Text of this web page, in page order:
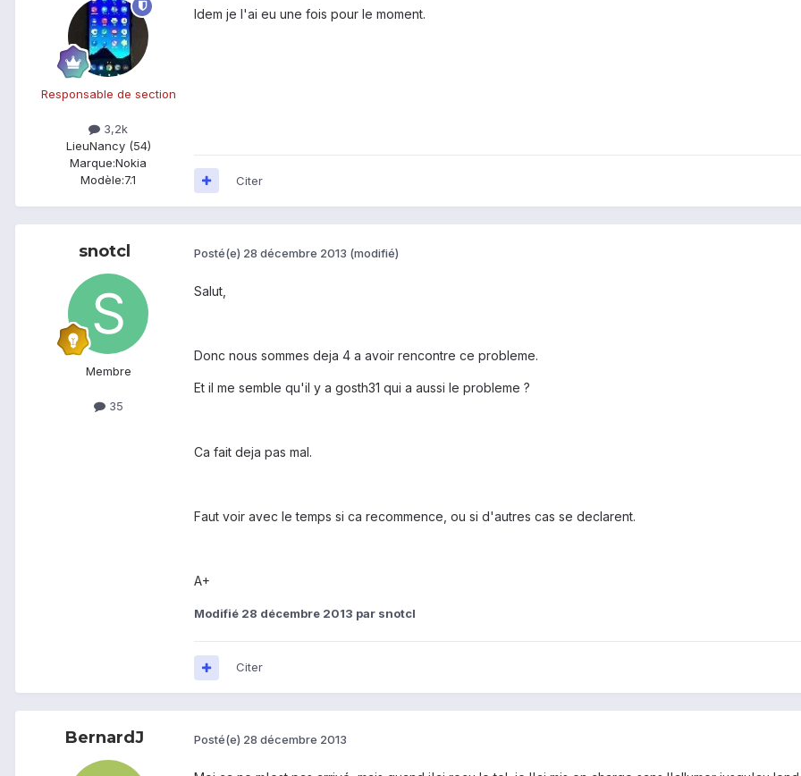
Responsable de section
3,2k
LieuNancy (54)
Marque:Nokia
Modèle:7.1
Idem je l'ai eu une fois pour le moment.
Citer
snotcl
Membre
35
Posté(e) 28 décembre 2013 (modifié)
Salut,
Donc nous sommes deja 4 a avoir rencontre ce probleme.
Et il me semble qu'il y a gosth31 qui a aussi le probleme ?
Ca fait deja pas mal.
Faut voir avec le temps si ca recommence, ou si d'autres cas se declarent.
A+
Modifié 28 décembre 2013 par snotcl
Citer
BernardJ Posté(e) 28 décembre 2013